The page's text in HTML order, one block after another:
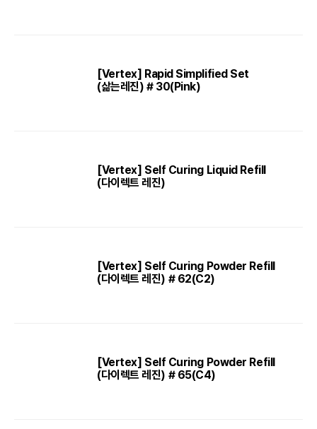
[Vertex] Rapid Simplified Set
(삶는레진) # 30(Pink)
[Vertex] Self Curing Liquid Refill
(다이렉트 레진)
[Vertex] Self Curing Powder Refill
(다이렉트 레진) # 62(C2)
[Vertex] Self Curing Powder Refill
(다이렉트 레진) # 65(C4)